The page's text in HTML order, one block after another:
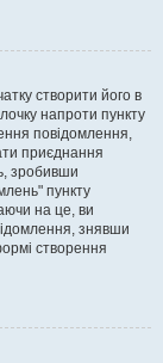
створити його в
напроти пункту
повідомлення,
приєднання
зробивши
пункту
на це, ви
знявши
створення